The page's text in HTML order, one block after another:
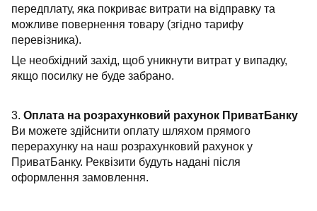
передплату, яка покриває витрати на відправку та
можливе повернення товару (згідно тарифу
перевізника).
Це необхідний захід, щоб уникнути витрат у випадку,
якщо посилку не буде забрано.
3. Оплата на розрахунковий рахунок ПриватБанку
Ви можете здійснити оплату шляхом прямого
перерахунку на наш розрахунковий рахунок у
ПриватБанку. Реквізити будуть надані після
оформлення замовлення.